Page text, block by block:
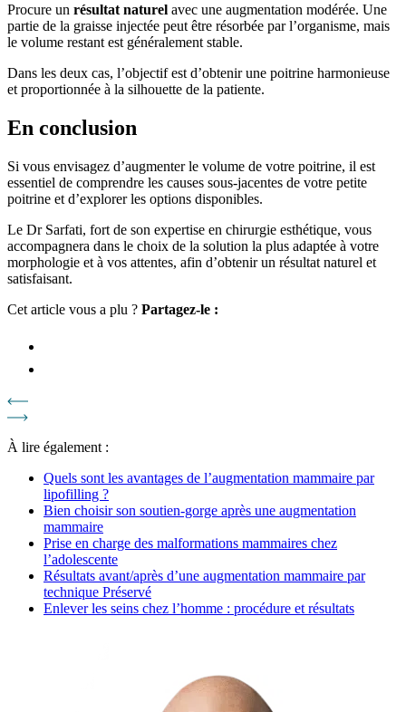
Procure un résultat naturel avec une augmentation modérée. Une
partie de la graisse injectée peut être résorbée par l’organisme, mais
le volume restant est généralement stable. ​
Dans les deux cas, l’objectif est d’obtenir une poitrine harmonieuse
et proportionnée à la silhouette de la patiente.
En conclusion
Si vous envisagez d’augmenter le volume de votre poitrine, il est
essentiel de comprendre les causes sous-jacentes de votre petite
poitrine et d’explorer les options disponibles.
Le Dr Sarfati, fort de son expertise en chirurgie esthétique, vous
accompagnera dans le choix de la solution la plus adaptée à votre
morphologie et à vos attentes, afin d’obtenir un résultat naturel et
satisfaisant.​
Cet article vous a plu ? Partagez-le :
À lire également :
Quels sont les avantages de l’augmentation mammaire par
lipofilling ?
Bien choisir son soutien-gorge après une augmentation
mammaire
Prise en charge des malformations mammaires chez
l’adolescente
Résultats avant/après d’une augmentation mammaire par
technique Préservé
Enlever les seins chez l’homme : procédure et résultats